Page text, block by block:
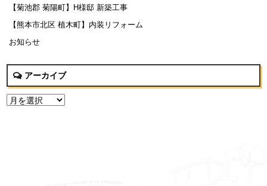
【菊池郡 菊陽町】H様邸 新築工事
【熊本市北区 植木町】内装リフォーム
お知らせ
アーカイブ